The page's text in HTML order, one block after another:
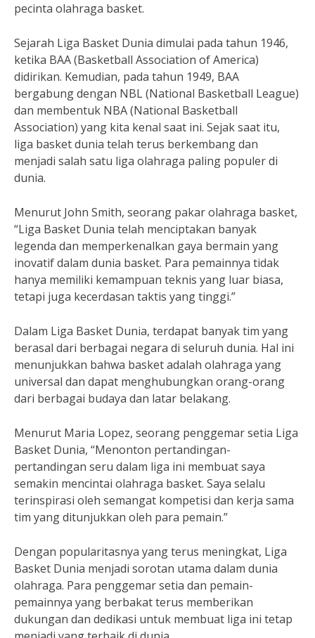
pecinta olahraga basket.
Sejarah Liga Basket Dunia dimulai pada tahun 1946,
ketika BAA (Basketball Association of America)
didirikan. Kemudian, pada tahun 1949, BAA
bergabung dengan NBL (National Basketball League)
dan membentuk NBA (National Basketball
Association) yang kita kenal saat ini. Sejak saat itu,
liga basket dunia telah terus berkembang dan
menjadi salah satu liga olahraga paling populer di
dunia.
Menurut John Smith, seorang pakar olahraga basket,
“Liga Basket Dunia telah menciptakan banyak
legenda dan memperkenalkan gaya bermain yang
inovatif dalam dunia basket. Para pemainnya tidak
hanya memiliki kemampuan teknis yang luar biasa,
tetapi juga kecerdasan taktis yang tinggi.”
Dalam Liga Basket Dunia, terdapat banyak tim yang
berasal dari berbagai negara di seluruh dunia. Hal ini
menunjukkan bahwa basket adalah olahraga yang
universal dan dapat menghubungkan orang-orang
dari berbagai budaya dan latar belakang.
Menurut Maria Lopez, seorang penggemar setia Liga
Basket Dunia, “Menonton pertandingan-
pertandingan seru dalam liga ini membuat saya
semakin mencintai olahraga basket. Saya selalu
terinspirasi oleh semangat kompetisi dan kerja sama
tim yang ditunjukkan oleh para pemain.”
Dengan popularitasnya yang terus meningkat, Liga
Basket Dunia menjadi sorotan utama dalam dunia
olahraga. Para penggemar setia dan pemain-
pemainnya yang berbakat terus memberikan
dukungan dan dedikasi untuk membuat liga ini tetap